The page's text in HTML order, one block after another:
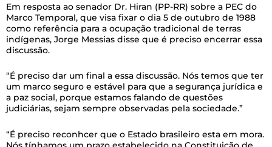
Em resposta ao senador Dr. Hiran (PP-RR) sobre a PEC do
Marco Temporal, que visa fixar o dia 5 de outubro de 1988
como referência para a ocupação tradicional de terras
indígenas, Jorge Messias disse que é preciso encerrar essa
discussão.
“É preciso dar um final a essa discussão. Nós temos que ter
um marco seguro e estável para que a segurança jurídica e
a paz social, porque estamos falando de questões
judiciárias, sejam sempre observadas pela sociedade.”
“É preciso reconhcer que o Estado brasileiro esta em mora.